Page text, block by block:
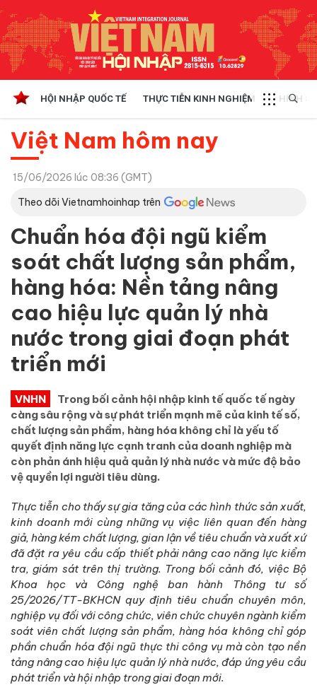
HỘI NHẬP QUỐC TẾ THỰC TIỄN KINH NGHIỆM CHÍNH
Việt Nam hôm nay
15/06/2026 lúc 08:36 (GMT)
Theo dõi Vietnamhoinhap trên
Chuẩn hóa đội ngũ kiểm
soát chất lượng sản phẩm,
hàng hóa: Nền tảng nâng
cao hiệu lực quản lý nhà
nước trong giai đoạn phát
triển mới
VNHN
Trong bối cảnh hội nhập kinh tế quốc tế ngày
càng sâu rộng và sự phát triển mạnh mẽ của kinh tế số,
chất lượng sản phẩm, hàng hóa không chỉ là yếu tố
quyết định năng lực cạnh tranh của doanh nghiệp mà
còn phản ánh hiệu quả quản lý nhà nước và mức độ bảo
vệ quyền lợi người tiêu dùng.
Thực tiễn cho thấy sự gia tăng của các hình thức sản xuất,
kinh doanh mới cùng những vụ việc liên quan đến hàng
giả, hàng kém chất lượng, gian lận về tiêu chuẩn và xuất xứ
đã đặt ra yêu cầu cấp thiết phải nâng cao năng lực kiểm
tra, giám sát trên thị trường. Trong bối cảnh đó, việc Bộ
Khoa học và Công nghệ ban hành Thông tư số
25/2026/TT-BKHCN quy định tiêu chuẩn chuyên môn,
nghiệp vụ đối với công chức, viên chức chuyên ngành kiểm
soát viên chất lượng sản phẩm, hàng hóa không chỉ góp
phần chuẩn hóa đội ngũ thực thi công vụ mà còn tạo nền
tảng nâng cao hiệu lực quản lý nhà nước, đáp ứng yêu cầu
phát triển và hội nhập trong giai đoạn mới.